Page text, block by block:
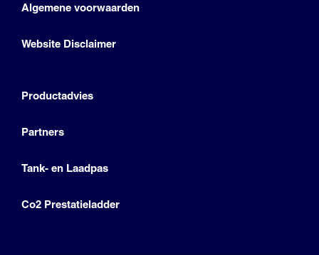
Algemene voorwaarden
Website Disclaimer
Productadvies
Partners
Tank- en Laadpas
Co2 Prestatieladder